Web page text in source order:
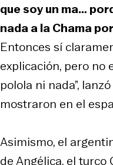
que soy un ma…
nada a la Chama
Entonces sí
explicación, pero no
polola ni nada”,
mostraron en el
Asimismo, el
de Angélica, el turco